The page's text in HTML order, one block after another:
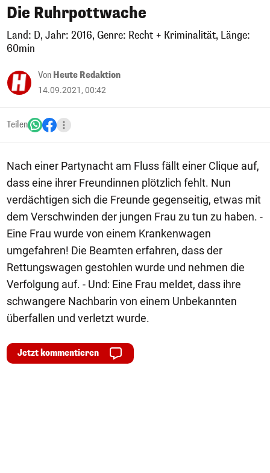
Die Ruhrpottwache
Land: D, Jahr: 2016, Genre: Recht + Kriminalität, Länge:
60min
Von Heute Redaktion
14.09.2021, 00:42
Teilen
Nach einer Partynacht am Fluss fällt einer Clique auf,
dass eine ihrer Freundinnen plötzlich fehlt. Nun
verdächtigen sich die Freunde gegenseitig, etwas mit
dem Verschwinden der jungen Frau zu tun zu haben. -
Eine Frau wurde von einem Krankenwagen
umgefahren! Die Beamten erfahren, dass der
Rettungswagen gestohlen wurde und nehmen die
Verfolgung auf. - Und: Eine Frau meldet, dass ihre
schwangere Nachbarin von einem Unbekannten
überfallen und verletzt wurde.
Jetzt kommentieren